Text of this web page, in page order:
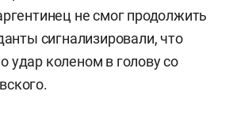
не смог продолжить
сигнализировали, что
удар коленом в голову со